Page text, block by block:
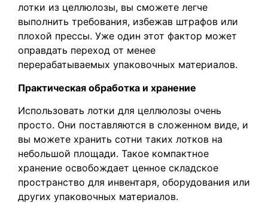
лотки из целлюлозы, вы сможете легче
выполнить требования, избежав штрафов или
плохой прессы. Уже один этот фактор может
оправдать переход от менее
перерабатываемых упаковочных материалов.
Практическая обработка и хранение
Использовать лотки для целлюлозы очень
просто. Они поставляются в сложенном виде, и
вы можете хранить сотни таких лотков на
небольшой площади. Такое компактное
хранение освобождает ценное складское
пространство для инвентаря, оборудования или
других упаковочных материалов.